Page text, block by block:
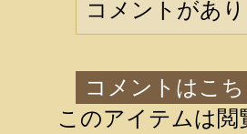
コメントがあ
コメントはこ
このアイテムは